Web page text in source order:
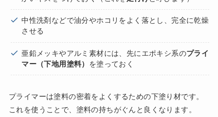
中性洗剤などで油分やホコリをよく落とし、完全に乾燥
させる
亜鉛メッキやアルミ素材には、先にエポキシ系のプライ
マー（下地用塗料）
を塗っておく
プライマーは塗料の密着をよくするための下塗り材です。
これを使うことで、塗料の持ちがぐんと良くなります。